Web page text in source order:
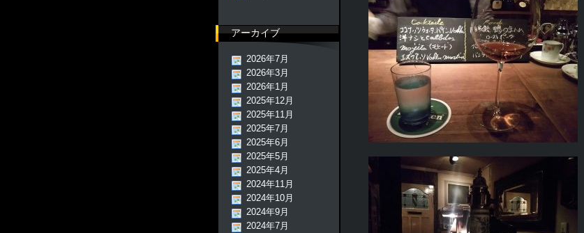
アーカイブ
2026年7月
2026年3月
2026年1月
2025年12月
2025年11月
2025年7月
2025年6月
2025年5月
2025年4月
2024年11月
2024年10月
2024年9月
2024年7月